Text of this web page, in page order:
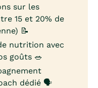
sur les
15 et 20% de
📝
nutrition avec
goûts 🥗
dédié 🗣️